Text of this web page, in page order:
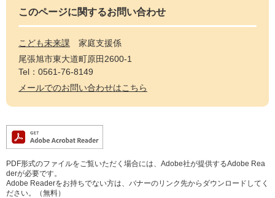
このページに関するお問い合わせ
こども未来課
家庭支援係
尾張旭市東大道町原田2600-1
Tel：0561-76-8149
メールでのお問い合わせはこちら
PDF形式のファイルをご覧いただく場合には、Adobe社が提供するAdobe Rea
derが必要です。
Adobe Readerをお持ちでない方は、バナーのリンク先からダウンロードしてく
ださい。（無料）